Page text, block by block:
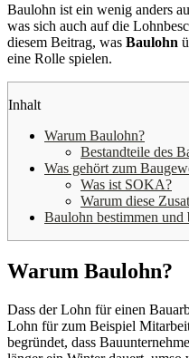
Baulohn ist ein wenig anders
was sich auch auf die
diesem Beitrag, was Baulohn
eine Rolle spielen.
Inhalt
Warum Baulohn?
Bestandteile des
Was gehört zum
Was ist SOKA?
Warum diese
Baulohn bestimmen und
Warum Baulohn?
Dass der Lohn für einen
Lohn für zum Beispiel
begründet, dass